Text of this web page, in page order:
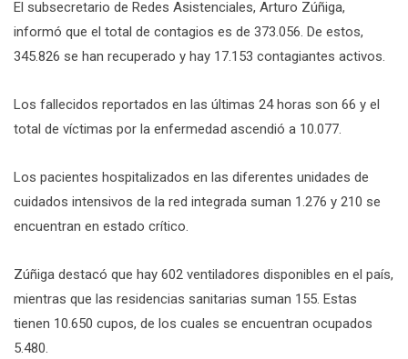
El subsecretario de Redes Asistenciales, Arturo Zúñiga,
informó que el total de contagios es de 373.056. De estos,
345.826 se han recuperado y hay 17.153 contagiantes activos.
Los fallecidos reportados en las últimas 24 horas son 66 y el
total de víctimas por la enfermedad ascendió a 10.077.
Los pacientes hospitalizados en las diferentes unidades de
cuidados intensivos de la red integrada suman 1.276 y 210 se
encuentran en estado crítico.
Zúñiga destacó que hay 602 ventiladores disponibles en el país,
mientras que las residencias sanitarias suman 155. Estas
tienen 10.650 cupos, de los cuales se encuentran ocupados
5.480.